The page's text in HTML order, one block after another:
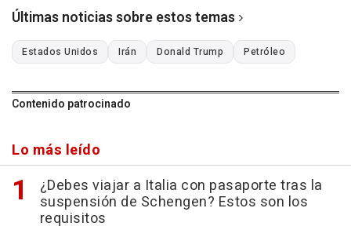
Últimas noticias sobre estos temas
Estados Unidos Irán Donald Trump Petróleo
Contenido patrocinado
Lo más leído
¿Debes viajar a Italia con pasaporte tras la
suspensión de Schengen? Estos son los
requisitos